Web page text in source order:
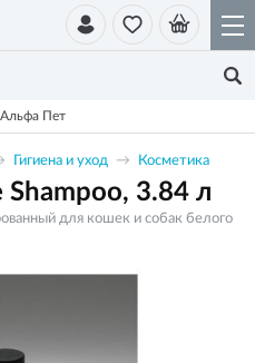
Пет
Гигиена и уход Косметика
Shampoo, 3.84 л
для кошек и собак белого